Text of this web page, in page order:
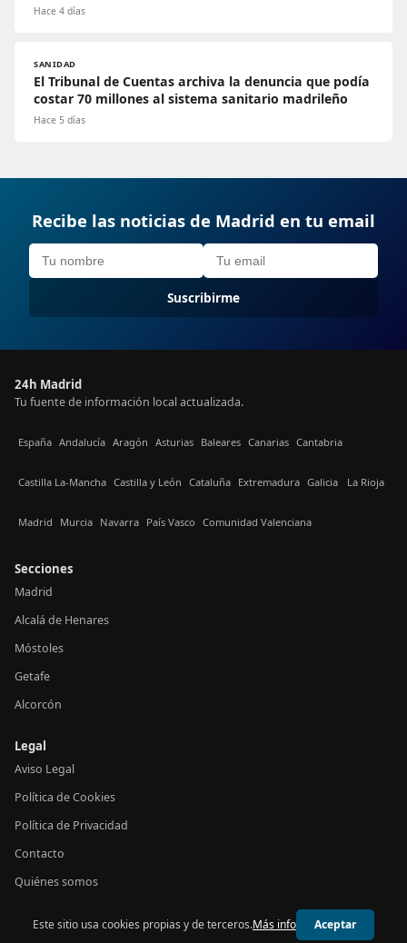
Hace 4 días
SANIDAD
El Tribunal de Cuentas archiva la denuncia que podía
costar 70 millones al sistema sanitario madrileño
Hace 5 días
Recibe las noticias de Madrid en tu email
Suscribirme
24h Madrid
Tu fuente de información local actualizada.
España Andalucía Aragón Asturias Baleares Canarias Cantabria
Castilla La-Mancha Castilla y León Cataluña Extremadura Galicia La Rioja
Madrid Murcia Navarra País Vasco Comunidad Valenciana
Secciones
Madrid
Alcalá de Henares
Móstoles
Getafe
Alcorcón
Legal
Aviso Legal
Política de Cookies
Política de Privacidad
Contacto
Quiénes somos
© 2026 24h Madrid
Este sitio usa cookies propias y de terceros.Más info Aceptar